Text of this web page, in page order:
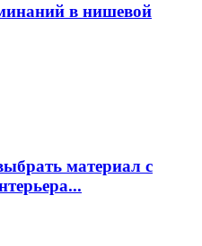
в нишевой
материал с